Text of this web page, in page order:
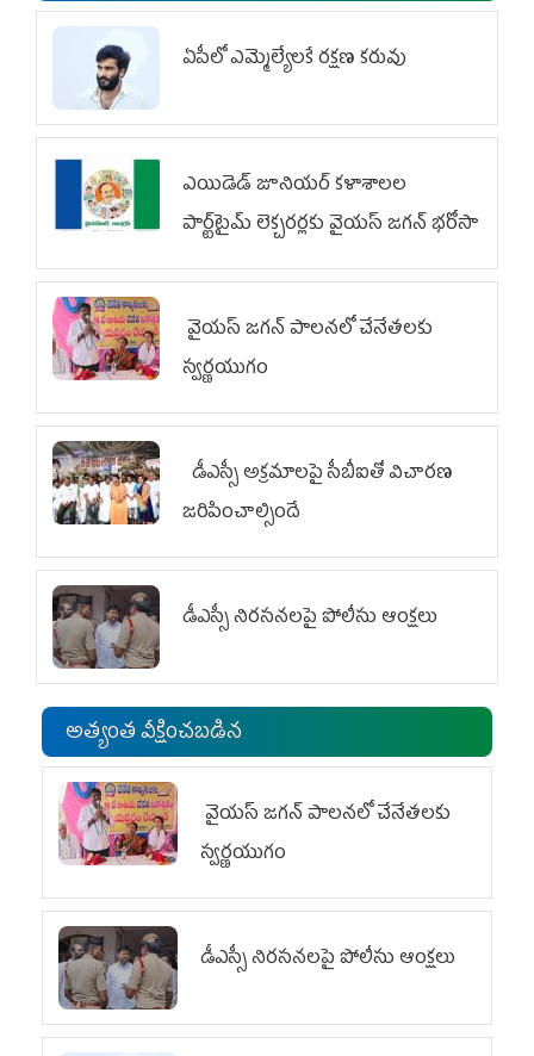
ఏపీలో ఎమ్మెల్యేల‌కే ర‌క్ష‌ణ క‌రువు
ఎయిడెడ్‌ జూనియర్‌ కళాశాలల
పార్ట్‌టైమ్‌ లెక్చరర్లకు వైయ‌స్ జగన్ భరోసా
వైయ‌స్ జగన్ పాలనలో చేనేతలకు
స్వర్ణయుగం
డీఎస్సీ అక్రమాలపై సీబీఐతో విచారణ
జరిపించాల్సిందే
డీఎస్సీ నిరసనలపై పోలీసు ఆంక్షలు
అత్యంత వీక్షించబడిన
వైయ‌స్ జగన్ పాలనలో చేనేతలకు
స్వర్ణయుగం
డీఎస్సీ నిరసనలపై పోలీసు ఆంక్షలు